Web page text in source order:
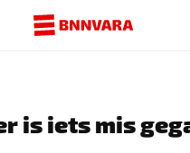
is iets mis